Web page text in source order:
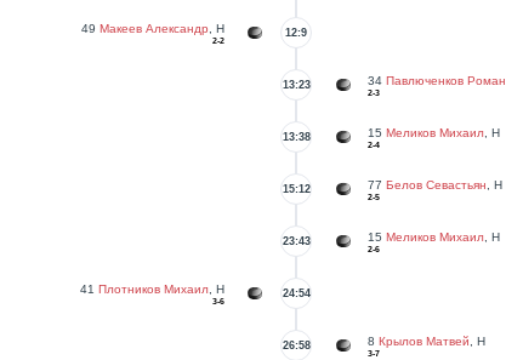
49 Макеев Александр , Н
2-2
12:9
34 Павлюченков Роман
2-3
13:23
15 Меликов Михаил , Н
2-4
13:38
77 Белов Севастьян , Н
2-5
15:12
15 Меликов Михаил , Н
2-6
23:43
41 Плотников Михаил , Н
3-6
24:54
8 Крылов Матвей , Н
3-7
26:58